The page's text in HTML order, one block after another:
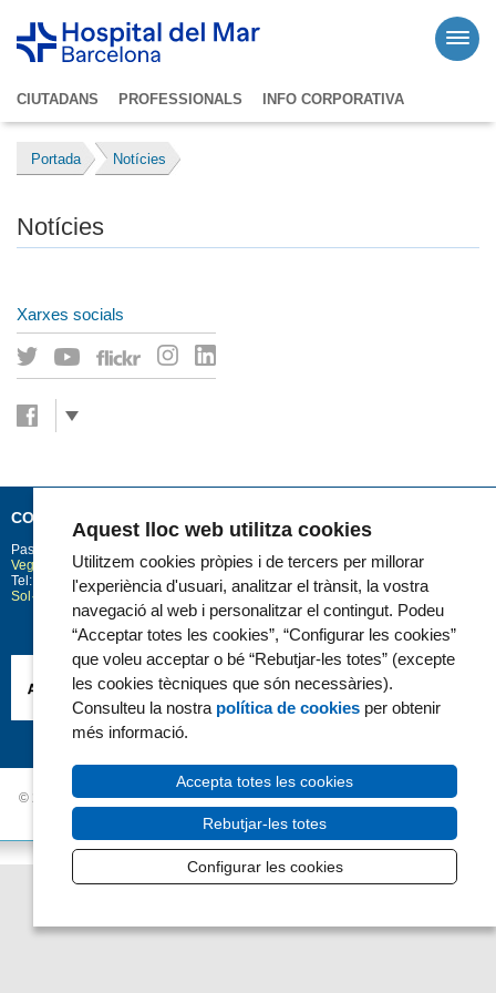
CIUTADANS PROFESSIONALS INFO CORPORATIVA
Portada Notícies
Notícies
Xarxes socials
CONTACTE
Passeig Marítim 25-29
Vegeu la situació a Google Maps
Tel: 93 248 30 00 · Fax: 93 248 32 54
Sol·licitud d'informació
© 2006 - 2026 Hospital del Mar ·Avís Legal i Privacitat de dades|Política de
Cookies
Accessibilitat
Aquest lloc web utilitza cookies
Utilitzem cookies pròpies i de tercers per millorar
l'experiència d'usuari, analitzar el trànsit, la vostra
navegació al web i personalitzar el contingut. Podeu
“Acceptar totes les cookies”, “Configurar les cookies”
que voleu acceptar o bé “Rebutjar-les totes” (excepte
les cookies tècniques que són necessàries).
Consulteu la nostra política de cookies per obtenir
més informació.
Accepta totes les cookies
Rebutjar-les totes
Configurar les cookies